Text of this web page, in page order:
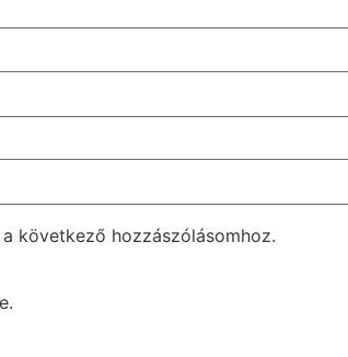
következő hozzászólásomhoz.